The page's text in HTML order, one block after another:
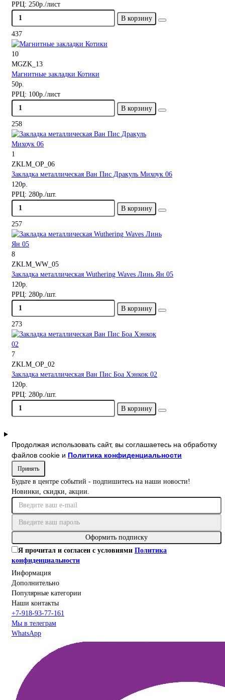
РРЦ: 250р./лист
В корзину
437
10
MGZK_13
Магнитные закладки Котики
50р.
РРЦ: 100р./лист
В корзину
258
1
ZKLM_OP_06
Закладка металлическая Ван Пис Дракуль Михоук 06
120р.
РРЦ: 280р./шт.
В корзину
257
8
ZKLM_WW_05
Закладка металлическая Wuthering Waves Линь Ян 05
120р.
РРЦ: 280р./шт.
В корзину
273
7
ZKLM_OP_02
Закладка металлическая Ван Пис Боа Хэнкок 02
120р.
РРЦ: 280р./шт.
В корзину
Продолжая использовать сайт, вы соглашаетесь на обработку
файлов cookie и Политика конфиденциальности
Принять
Будьте в центре событий - подпишитесь на наши новости!
Новинки, скидки, акции.
Оформить подписку
Я прочитал и согласен с условиями Политика
конфиденциальности
Информация
Дополнительно
Популярные категории
Наши контакты
+7-918-93-77-161
Мы в телеграм
WhatsApp